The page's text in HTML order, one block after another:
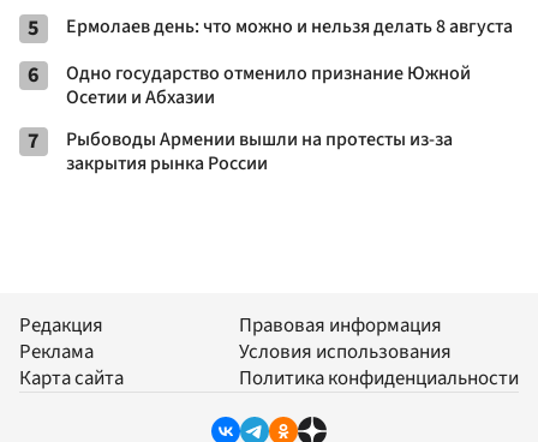
5 Ермолаев день: что можно и нельзя делать 8 августа
6
Одно государство отменило признание Южной
Осетии и Абхазии
7
Рыбоводы Армении вышли на протесты из-за
закрытия рынка России
Редакция
Реклама
Карта сайта
Правовая информация
Условия использования
Политика конфиденциальности